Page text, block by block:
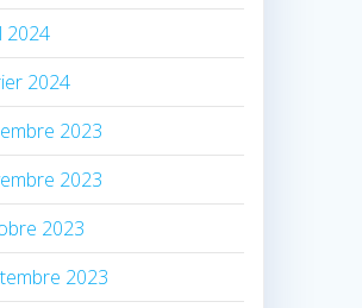
2024
2024
2023
2023
2023
2023